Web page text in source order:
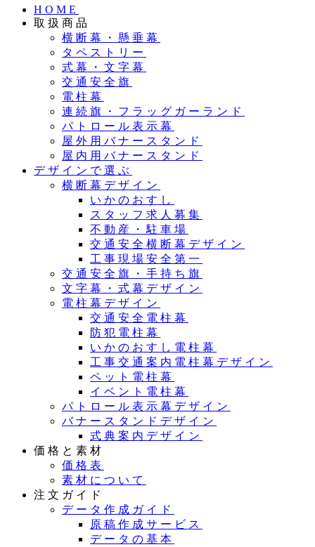
HOME
取扱商品
横断幕・懸垂幕
タペストリー
式幕・文字幕
交通安全旗
電柱幕
連続旗・フラッグガーランド
パトロール表示幕
屋外用バナースタンド
屋内用バナースタンド
デザインで選ぶ
横断幕デザイン
いかのおすし
スタッフ求人募集
不動産・駐車場
交通安全横断幕デザイン
工事現場安全第一
交通安全旗・手持ち旗
文字幕・式幕デザイン
電柱幕デザイン
交通安全電柱幕
防犯電柱幕
いかのおすし電柱幕
工事交通案内電柱幕デザイン
ペット電柱幕
イベント電柱幕
パトロール表示幕デザイン
バナースタンドデザイン
式典案内デザイン
価格と素材
価格表
素材について
注文ガイド
データ作成ガイド
原稿作成サービス
データの基本